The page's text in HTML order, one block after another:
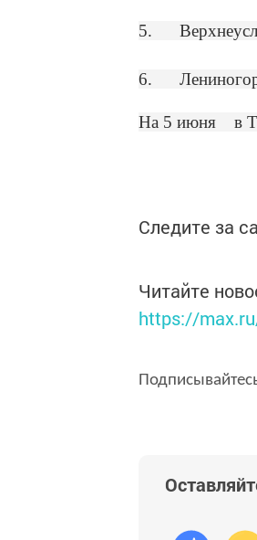
5.
6.
На 5 июня в
Следите за
Читайте
https://